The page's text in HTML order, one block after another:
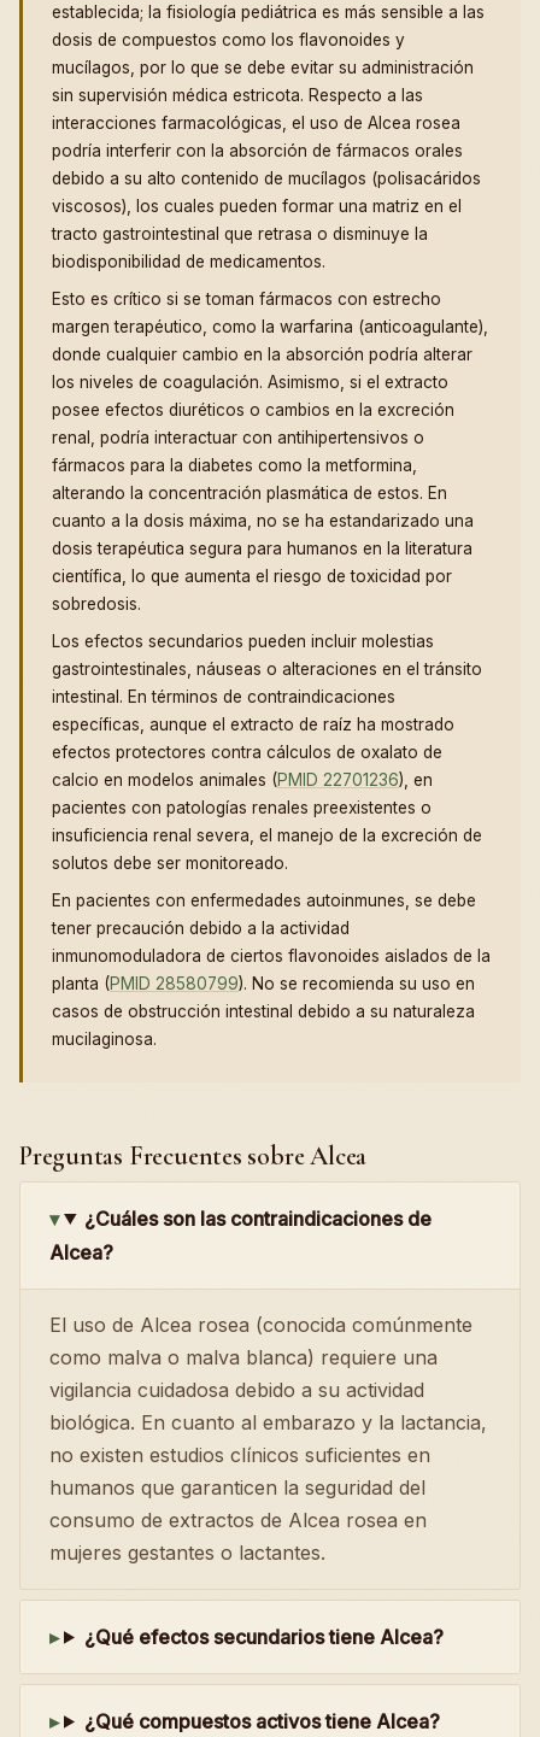
establecida; la fisiología pediátrica es más sensible a las
dosis de compuestos como los flavonoides y
mucílagos, por lo que se debe evitar su administración
sin supervisión médica estricota. Respecto a las
interacciones farmacológicas, el uso de Alcea rosea
podría interferir con la absorción de fármacos orales
debido a su alto contenido de mucílagos (polisacáridos
viscosos), los cuales pueden formar una matriz en el
tracto gastrointestinal que retrasa o disminuye la
biodisponibilidad de medicamentos.
Esto es crítico si se toman fármacos con estrecho
margen terapéutico, como la warfarina (anticoagulante),
donde cualquier cambio en la absorción podría alterar
los niveles de coagulación. Asimismo, si el extracto
posee efectos diuréticos o cambios en la excreción
renal, podría interactuar con antihipertensivos o
fármacos para la diabetes como la metformina,
alterando la concentración plasmática de estos. En
cuanto a la dosis máxima, no se ha estandarizado una
dosis terapéutica segura para humanos en la literatura
científica, lo que aumenta el riesgo de toxicidad por
sobredosis.
Los efectos secundarios pueden incluir molestias
gastrointestinales, náuseas o alteraciones en el tránsito
intestinal. En términos de contraindicaciones
específicas, aunque el extracto de raíz ha mostrado
efectos protectores contra cálculos de oxalato de
calcio en modelos animales (PMID 22701236), en
pacientes con patologías renales preexistentes o
insuficiencia renal severa, el manejo de la excreción de
solutos debe ser monitoreado.
En pacientes con enfermedades autoinmunes, se debe
tener precaución debido a la actividad
inmunomoduladora de ciertos flavonoides aislados de la
planta (PMID 28580799). No se recomienda su uso en
casos de obstrucción intestinal debido a su naturaleza
mucilaginosa.
Preguntas Frecuentes sobre Alcea
¿Cuáles son las contraindicaciones de
Alcea?
El uso de Alcea rosea (conocida comúnmente
como malva o malva blanca) requiere una
vigilancia cuidadosa debido a su actividad
biológica. En cuanto al embarazo y la lactancia,
no existen estudios clínicos suficientes en
humanos que garanticen la seguridad del
consumo de extractos de Alcea rosea en
mujeres gestantes o lactantes.
¿Qué efectos secundarios tiene Alcea?
¿Qué compuestos activos tiene Alcea?